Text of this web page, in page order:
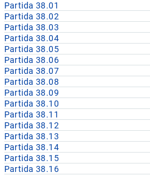
Partida 38.01
Partida 38.02
Partida 38.03
Partida 38.04
Partida 38.05
Partida 38.06
Partida 38.07
Partida 38.08
Partida 38.09
Partida 38.10
Partida 38.11
Partida 38.12
Partida 38.13
Partida 38.14
Partida 38.15
Partida 38.16